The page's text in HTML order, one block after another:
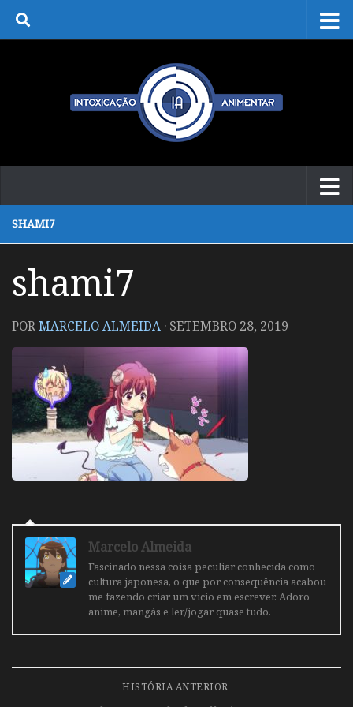
Skip to content
SHAMI7
shami7
PORMARCELO ALMEIDA · SETEMBRO 28, 2019
Marcelo Almeida
Fascinado nessa coisa peculiar conhecida como
cultura japonesa, o que por consequência acabou
me fazendo criar um vicio em escrever. Adoro
anime, mangás e ler/jogar quase tudo.
HISTÓRIA ANTERIOR